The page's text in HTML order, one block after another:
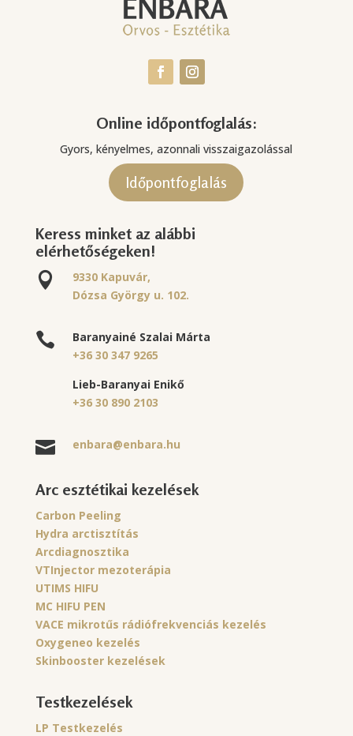
Online időpontfoglalás:
Gyors, kényelmes, azonnali visszaigazolással
Időpontfoglalás
Keress minket az alábbi
elérhetőségeken!

9330 Kapuvár,
Dózsa György u. 102.

Baranyainé Szalai Márta
+36 30 347 9265
Lieb-Baranyai Enikő
+36 30 890 2103
 enbara@enbara.hu
Arc esztétikai kezelések
Carbon Peeling
Hydra arctisztítás
Arcdiagnosztika
VTInjector mezoterápia
UTIMS HIFU
MC HIFU PEN
VACE mikrotűs rádiófrekvenciás kezelés
Oxygeneo kezelés
Skinbooster kezelések
Testkezelések
LP Testkezelés